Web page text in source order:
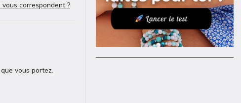
correspondent ?
vous portez.